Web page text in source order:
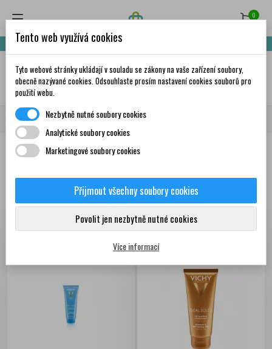
0
Nakupte za 999,- Kč a získáte dopravu zdarma!
✦AI
Domů Krása a péče Dermokosmetika
Produkty
Seřadit podle: První nové produkty
Zobrazení 1-4 z 4
položek
Tento web využívá cookies
Tyto webové stránky ukládají v souladu se zákony na vaše zařízení soubory,
obecně nazývané cookies. Odsouhlaste prosím nastavení cookies souborů pro
použití webu.
Nezbytně nutné soubory cookies
Analytické soubory cookies
Marketingové soubory cookies
Přijmout všechny soubory cookies
Povolit jen nezbytně nutné cookies
Více informací